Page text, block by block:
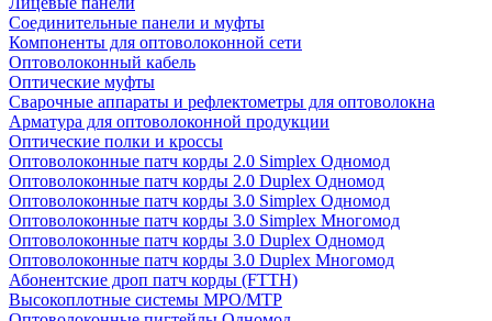
Соединительные панели и муфты
Компоненты для оптоволоконной сети
Оптоволоконный кабель
Оптические муфты
Сварочные аппараты и рефлектометры для оптоволокна
Арматура для оптоволоконной продукции
Оптические полки и кроссы
Оптоволоконные патч корды 2.0 Simplex Одномод
Оптоволоконные патч корды 2.0 Duplex Одномод
Оптоволоконные патч корды 3.0 Simplex Одномод
Оптоволоконные патч корды 3.0 Simplex Многомод
Оптоволоконные патч корды 3.0 Duplex Одномод
Оптоволоконные патч корды 3.0 Duplex Многомод
Абонентские дроп патч корды (FTTH)
Высокоплотные системы MPO/MTP